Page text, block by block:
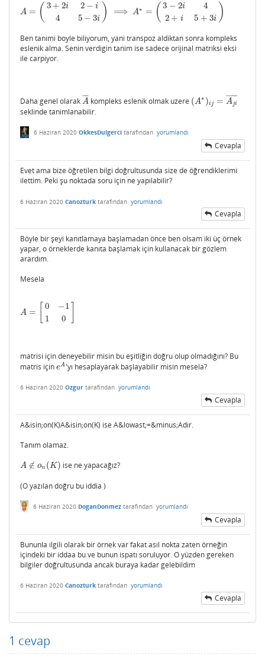
A = ( 3 + 2i
4
2 − i
5 − 3i ) ⟹ A∗ = ( 3 − 2i
2 + i
4
5 + 3i )
A= (3 2 4 ⟹ 3 2i42+ 5+3 )
Ben tanimi boyle biliyorum, yani transpoz aldiktan sonra kompleks
eslenik alma. Senin verdigin tanim ise sadece orijinal matriksi eksi
ile carpiyor.
Daha genel olarak A
¯¯
¯¯
A¯ kompleks eslenik olmak uzere (A∗ )i j = A ji
¯ ¯
¯¯¯¯¯
(A∗)ij= Aji¯
seklinde tanimlanabilir.
6 Haziran 2020 OkkesDulgerci tarafından yorumlandı
Cevapla
Evet ama bize öğretilen bilgi doğrultusunda size de öğrendiklerimi
ilettim. Peki şu noktada soru için ne yapılabilir?
6 Haziran 2020 Canozturk tarafından yorumlandı
Cevapla
Böyle bir şeyi kanıtlamaya başlamadan önce ben olsam iki üç örnek
yapar, o örneklerde kanıta başlamak için kullanacak bir gözlem
arardım.
Mesela
A =
0
1
−1
0
A
matrisi için deneyebilir misin bu eşitliğin doğru olup olmadığını? Bu
matris için e A
eA'yı hesaplayarak başlayabilir misin mesela?
6 Haziran 2020 Ozgur tarafından yorumlandı
Cevapla
A&isin;on(K)A&isin;on(K) ise A&lowast;=&minus;Adır.
Tanım olamaz.
A ∉ on (K )
A∉o n(K) ise ne yapacağız?
(O yazılan doğru bu iddia )
6 Haziran 2020 DoganDonmez tarafından yorumlandı
Cevapla
Bununla ilgili olarak bir örnek var fakat asıl nokta zaten örneğin
içindeki bir iddaa bu ve bunun ispatı soruluyor. O yüzden gereken
bilgiler doğrultusunda ancak buraya kadar gelebildim
6 Haziran 2020 Canozturk tarafından yorumlandı
Cevapla
1 cevap